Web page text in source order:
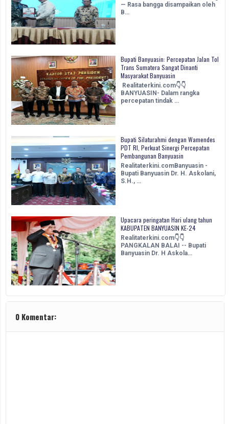
— Rasa bangga disampaikan oleh
B…
Bupati Banyuasin: Percepatan Jalan Tol
Trans Sumatera Sangat Dinanti
Masyarakat Banyuasin
Realitaterkini.com👇👇
BANYUASIN- Dalam rangka
percepatan tindak …
Bupati Silaturahmi dengan Wamendes
PDT RI, Perkuat Sinergi Percepatan
Pembangunan Banyuasin ‎
Realitaterkini.comBanyuasin -
Bupati Banyuasin Dr. H. Askolani,
S.H., …
Upacara peringatan Hari ulang tahun
KABUPATEN BANYUASIN KE-24
Realitaterkini.com👇👇
PANGKALAN BALAI -- Bupati
Banyuasin Dr. H Askola…
0 Komentar: